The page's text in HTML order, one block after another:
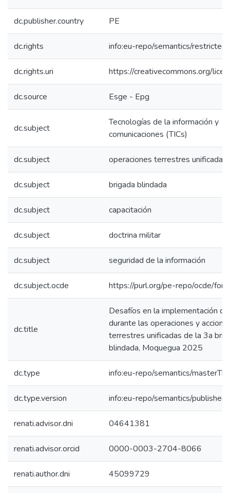
dc.publisher.country PE
dc.rights info:eu-repo/semantics/
dc.rights.uri https://creativecommons.org/
dc.source Esge - Epg
dc.subject
Tecnologías de la información y
comunicaciones (TICs)
dc.subject operaciones terrestres unificadas
dc.subject brigada blindada
dc.subject capacitación
dc.subject doctrina militar
dc.subject seguridad de la información
dc.subject.ocde https://purl.org/pe-repo/ocde/
dc.title
Desafíos en la implementación
durante las operaciones y
terrestres unificadas de la 3a
blindada, Moquegua 2025
dc.type info:eu-repo/semantics/
dc.type.version info:eu-repo/semantics/
renati.advisor.dni 04641381
renati.advisor.orcid 0000-0003-2704-8066
renati.author.dni 45099729